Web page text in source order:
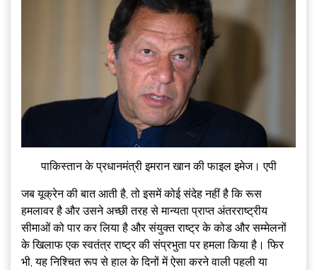
पाकिस्तान के प्रधानमंत्री इमरान खान की फाइल इमेज। एपी
जब यूक्रेन की बात आती है, तो इसमें कोई संदेह नहीं है कि रूस
हमलावर है और उसने अच्छी तरह से मान्यता प्राप्त अंतरराष्ट्रीय
सीमाओं को पार कर लिया है और संयुक्त राष्ट्र के कोड और सम्मेलनों
के खिलाफ एक स्वतंत्र राष्ट्र की संप्रभुता पर हमला किया है। फिर
भी, यह निश्चित रूप से हाल के दिनों में ऐसा करने वाली पहली या